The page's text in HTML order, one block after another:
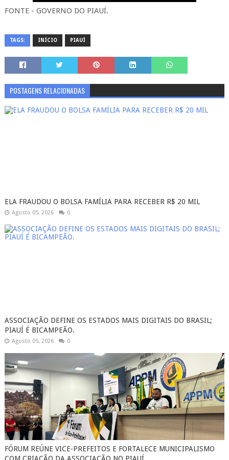
FONTE - GOVERNO DO PIAUÍ.
TAGS: INÍCIO PIAUÍ
POSTAGENS RELACIONADAS
ELA FRAUDOU O BOLSA FAMÍLIA PARA RECEBER R$ 20 MIL
Agosto 05, 2026 0
ASSOCIAÇÃO DEFINE OS ESTADOS MAIS DIGITAIS DO BRASIL;
PIAUÍ É BICAMPEÃO.
Agosto 05, 2026 0
FÓRUM REÚNE VICE-PREFEITOS E FORTALECE MUNICIPALISMO
COM CRIAÇÃO DA ASSOCIAÇÃO NO PIAUÍ.